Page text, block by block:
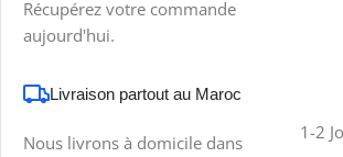
Récupérez votre commande
aujourd'hui.
Livraison partout au Maroc
Nous livrons à domicile dans
1-2